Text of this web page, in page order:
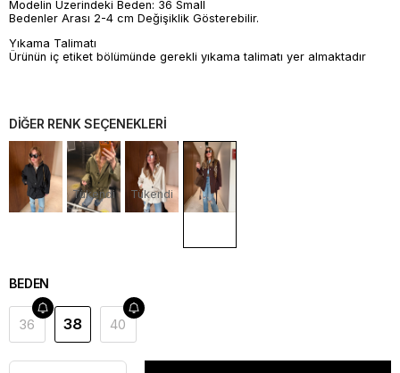
Modelin Üzerindeki Beden: 36 Small
Bedenler Arası 2-4 cm Değişiklik Gösterebilir.
Yıkama Talimatı
Ürünün iç etiket bölümünde gerekli yıkama talimatı yer almaktadır
DİĞER RENK SEÇENEKLERİ
Tükendi Tükendi
BEDEN
36 38 40